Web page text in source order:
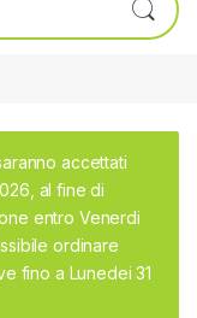
accettati
al fine di
entro Venerdi
ordinare
fino a Lunedei 31